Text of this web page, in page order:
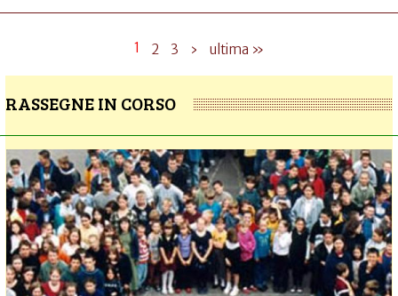
1 2 3 › ultima »
RASSEGNE IN CORSO